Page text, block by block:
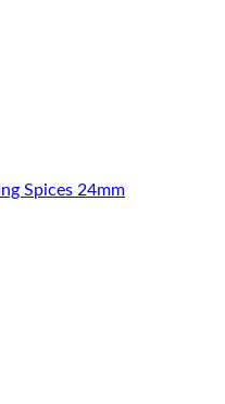
Spices 24mm